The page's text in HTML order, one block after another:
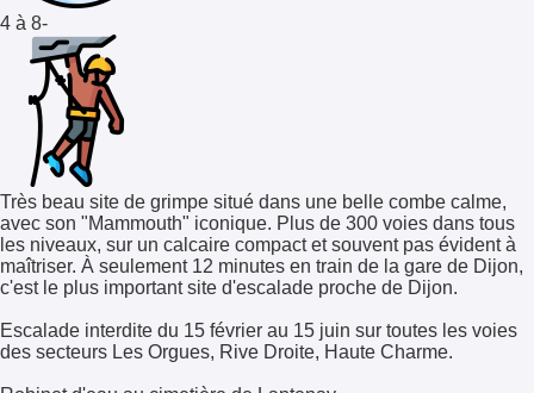
4 à 8-
Très beau site de grimpe situé dans une belle combe calme,
avec son "Mammouth" iconique. Plus de 300 voies dans tous
les niveaux, sur un calcaire compact et souvent pas évident à
maîtriser. À seulement 12 minutes en train de la gare de Dijon,
c'est le plus important site d'escalade proche de Dijon.
Escalade interdite du 15 février au 15 juin sur toutes les voies
des secteurs Les Orgues, Rive Droite, Haute Charme.